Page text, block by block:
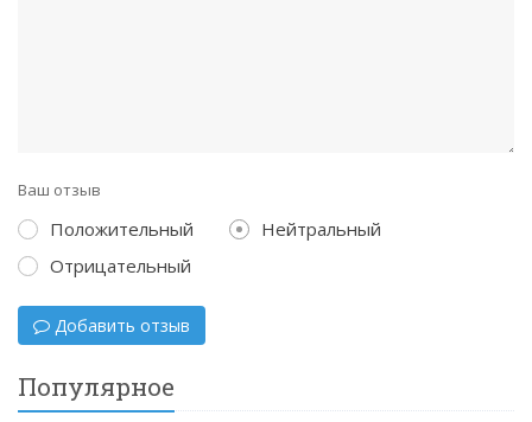
Ваш отзыв
Положительный
Нейтральный
Отрицательный
Добавить отзыв
Популярное